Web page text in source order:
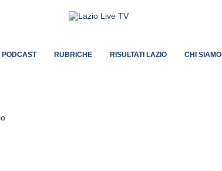
PODCAST RUBRICHE RISULTATI LAZIO CHI SIAMO